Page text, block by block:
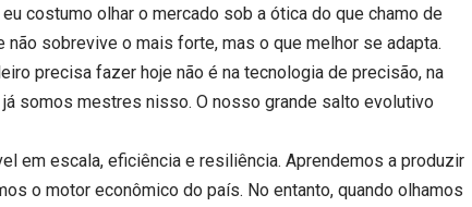
costumo olhar o mercado sob a ótica do que chamo de
não sobrevive o mais forte, mas o que melhor se adapta.
precisa fazer hoje não é na tecnologia de precisão, na
somos mestres nisso. O nosso grande salto evolutivo
em escala, eficiência e resiliência. Aprendemos a produzir
o motor econômico do país. No entanto, quando olhamos